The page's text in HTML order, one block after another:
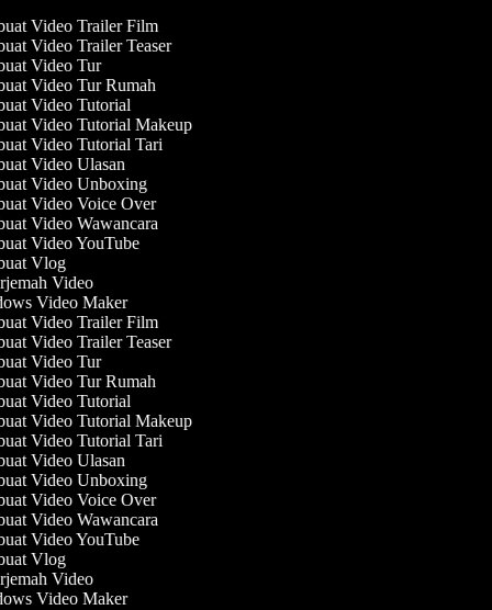
Video Trailer Film
Video Trailer Teaser
Video Tur
Video Tur Rumah
Video Tutorial
Video Tutorial Makeup
Video Tutorial Tari
Video Ulasan
Video Unboxing
Video Voice Over
Video Wawancara
Video YouTube
Vlog
Video
Video Maker
Video Trailer Film
Video Trailer Teaser
Video Tur
Video Tur Rumah
Video Tutorial
Video Tutorial Makeup
Video Tutorial Tari
Video Ulasan
Video Unboxing
Video Voice Over
Video Wawancara
Video YouTube
Vlog
Video
Video Maker